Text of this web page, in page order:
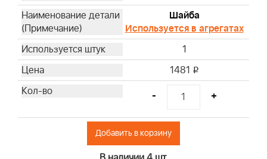
Шайба
Используется в агрегатах
1
1481 i
- +
Добавить в корзину